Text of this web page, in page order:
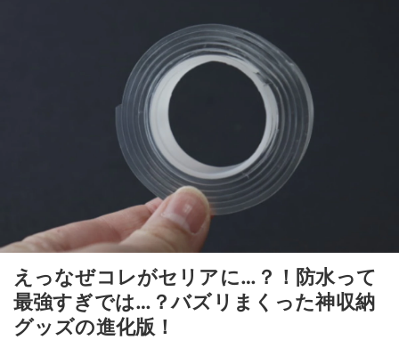
えっなぜコレがセリアに…？！防水って
最強すぎでは…？バズリまくった神収納
グッズの進化版！